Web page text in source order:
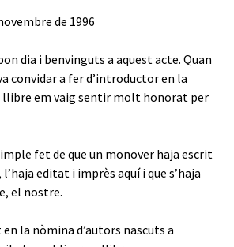
de 1996
dia i benvinguts a aquest acte. Quan
convidar a fer d’introductor en la
llibre em vaig sentir molt honorat per
fet de que un monover haja escrit
editat i imprès aquí i que s’haja
el nostre.
la nòmina d’autors nascuts a